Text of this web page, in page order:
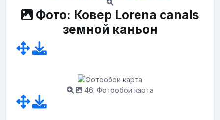
Фото: Ковер Lorena canals
земной каньон
46. Фотообои карта